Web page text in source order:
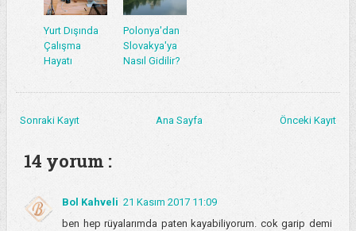
Yurt Dışında
Çalışma
Hayatı
Polonya'dan
Slovakya'ya
Nasıl Gidilir?
Sonraki Kayıt Önceki Kayıt
Ana Sayfa
14 yorum :
Bol Kahveli 21 Kasım 2017 11:09
ben hep rüyalarımda paten kayabiliyorum. cok garip demi